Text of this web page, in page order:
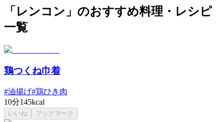
「レンコン」のおすすめ料理・レシピ
一覧
鶏つくね巾着
#油揚げ#鶏ひき肉
10分145kcal
いいね ブックマーク